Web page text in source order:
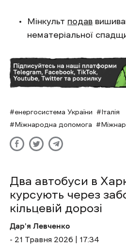
Мінкульт подав
нематеріальної
енергосистема України
Італія
Міжнародна допомога
Два автобуси в
курсують через
кільцевій дорозі
Дар'я Левченко
- 21 Травня 2026 | 17:34